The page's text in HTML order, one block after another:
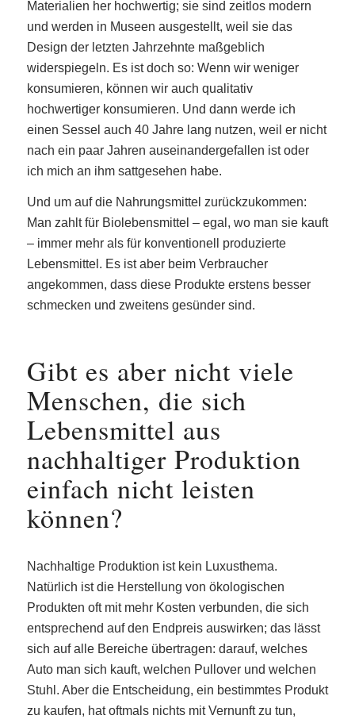
Materialien her hochwertig; sie sind zeitlos modern
und werden in Museen ausgestellt, weil sie das
Design der letzten Jahrzehnte maßgeblich
widerspiegeln. Es ist doch so: Wenn wir weniger
konsumieren, können wir auch qualitativ
hochwertiger konsumieren. Und dann werde ich
einen Sessel auch 40 Jahre lang nutzen, weil er nicht
nach ein paar Jahren auseinandergefallen ist oder
ich mich an ihm sattgesehen habe.
Und um auf die Nahrungsmittel zurückzukommen:
Man zahlt für Biolebensmittel – egal, wo man sie kauft
– immer mehr als für konventionell produzierte
Lebensmittel. Es ist aber beim Verbraucher
angekommen, dass diese Produkte erstens besser
schmecken und zweitens gesünder sind.
Gibt es aber nicht viele
Menschen, die sich
Lebensmittel aus
nachhaltiger Produktion
einfach nicht leisten
können?
Nachhaltige Produktion ist kein Luxusthema.
Natürlich ist die Herstellung von ökologischen
Produkten oft mit mehr Kosten verbunden, die sich
entsprechend auf den Endpreis auswirken; das lässt
sich auf alle Bereiche übertragen: darauf, welches
Auto man sich kauft, welchen Pullover und welchen
Stuhl. Aber die Entscheidung, ein bestimmtes Produkt
zu kaufen, hat oftmals nichts mit Vernunft zu tun,